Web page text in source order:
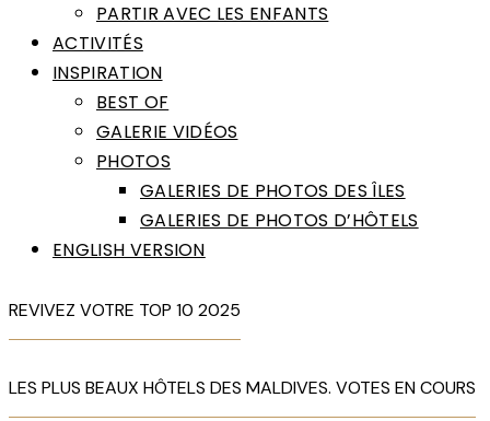
PARTIR AVEC LES ENFANTS
ACTIVITÉS
INSPIRATION
BEST OF
GALERIE VIDÉOS
PHOTOS
GALERIES DE PHOTOS DES ÎLES
GALERIES DE PHOTOS D’HÔTELS
ENGLISH VERSION
REVIVEZ VOTRE TOP 10 2025
LES PLUS BEAUX HÔTELS DES MALDIVES. VOTES EN COURS